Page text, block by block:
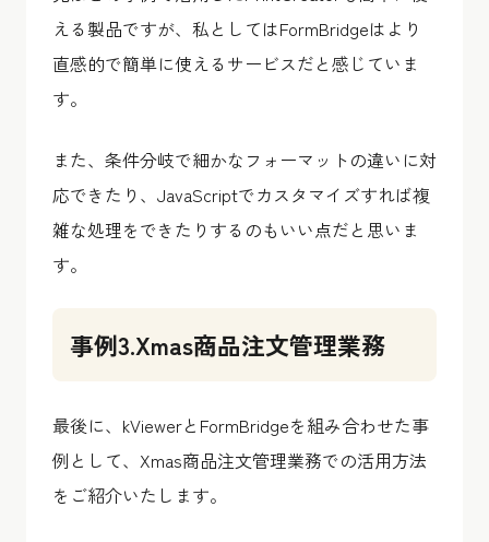
える製品ですが、私としてはFormBridgeはより
直感的で簡単に使えるサービスだと感じていま
す。
また、条件分岐で細かなフォーマットの違いに対
応できたり、JavaScriptでカスタマイズすれば複
雑な処理をできたりするのもいい点だと思いま
す。
事例3.Xmas商品注文管理業務
最後に、kViewerとFormBridgeを組み合わせた事
例として、Xmas商品注文管理業務での活用方法
をご紹介いたします。